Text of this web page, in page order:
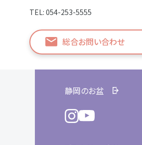
TEL: 054-253-5555
総合お問い合わせ
静岡のお盆